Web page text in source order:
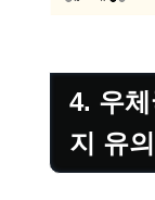
4. 우체
지 유